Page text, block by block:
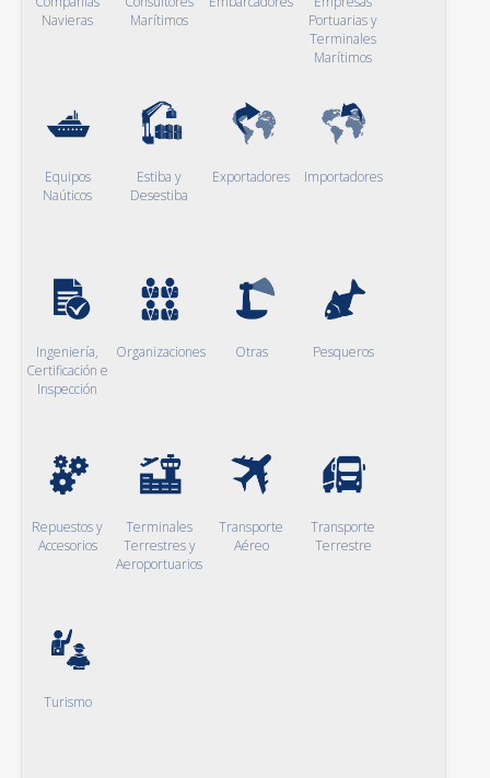
Navieras
Marítimos
Portuarias y
Terminales
Marítimos
Equipos
Naúticos
Estiba y
Desestiba
Exportadores Importadores
Ingeniería,
Certificación e
Inspección
Organizaciones Otras Pesqueros
Repuestos y
Accesorios
Terminales
Terrestres y
Aeroportuarios
Transporte
Aéreo
Transporte
Terrestre
Turismo